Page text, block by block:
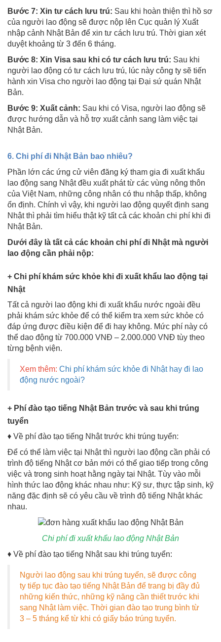
Bước 7: Xin tư cách lưu trú: Sau khi hoàn thiện thì hồ sơ
của người lao động sẽ được nộp lên Cục quản lý Xuất
nhập cảnh Nhật Bản để xin tư cách lưu trú. Thời gian xét
duyệt khoảng từ 3 đến 6 tháng.
Bước 8: Xin Visa sau khi có tư cách lưu trú: Sau khi
người lao động có tư cách lưu trú, lúc này công ty sẽ tiến
hành xin Visa cho người lao động tại Đại sứ quán Nhật
Bản.
Bước 9: Xuất cảnh: Sau khi có Visa, người lao động sẽ
được hướng dẫn và hỗ trợ xuất cảnh sang làm việc tại
Nhật Bản.
6. Chi phí đi Nhật Bản bao nhiêu?
Phần lớn các ứng cử viên đăng ký tham gia đi xuất khẩu
lao động sang Nhật đều xuất phát từ các vùng nông thôn
của Việt Nam, những công nhân có thu nhập thấp, không
ổn định. Chính vì vậy, khi người lao động quyết định sang
Nhật thì phải tìm hiểu thật kỹ tất cả các khoản chi phí khi đi
Nhật Bản.
Dưới đây là tất cả các khoản chi phí đi Nhật mà người
lao động cần phải nộp:
+ Chi phí khám sức khỏe khi đi xuất khẩu lao động tại
Nhật
Tất cả người lao động khi đi xuất khẩu nước ngoài đều
phải khám sức khỏe để có thể kiểm tra xem sức khỏe có
đáp ứng được điều kiện để đi hay không. Mức phí này có
thể dao động từ 700.000 VNĐ – 2.000.000 VNĐ tùy theo
từng bệnh viện.
Xem thêm: Chi phí khám sức khỏe đi Nhật hay đi lao
động nước ngoài?
+ Phí đào tạo tiếng Nhật Bản trước và sau khi trúng
tuyển
♦ Về phí đào tạo tiếng Nhật trước khi trúng tuyển:
Để có thể làm việc tại Nhật thì người lao động cần phải có
trình độ tiếng Nhật cơ bản mới có thể giao tiếp trong công
việc và trong sinh hoạt hằng ngày tại Nhật. Tùy vào mỗi
hình thức lao động khác nhau như: Kỹ sư, thực tập sinh, kỹ
năng đặc định sẽ có yêu cầu về trình độ tiếng Nhật khác
nhau.
Chi phí đi xuất khẩu lao động Nhật Bản
♦ Về phí đào tạo tiếng Nhật sau khi trúng tuyển:
Người lao động sau khi trúng tuyển, sẽ được công
ty tiếp tục đào tạo tiếng Nhật Bản để trang bị đầy đủ
những kiến thức, những kỹ năng cần thiết trước khi
sang Nhật làm việc. Thời gian đào tạo trung bình từ
3 – 5 tháng kể từ khi có giấy báo trúng tuyển.